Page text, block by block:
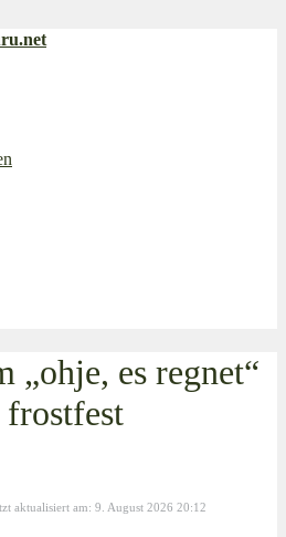
„ohje, es regnet“
frostfest
aktualisiert am: 9. August 2026 20:12